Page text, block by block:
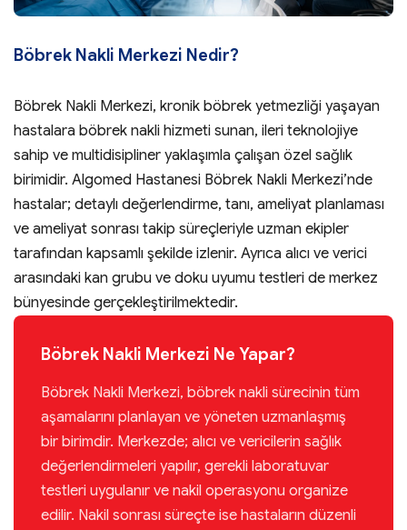
Böbrek Nakli Merkezi Nedir?
Böbrek Nakli Merkezi, kronik böbrek yetmezliği yaşayan
hastalara böbrek nakli hizmeti sunan, ileri teknolojiye
sahip ve multidisipliner yaklaşımla çalışan özel sağlık
birimidir. Algomed Hastanesi Böbrek Nakli Merkezi’nde
hastalar; detaylı değerlendirme, tanı, ameliyat planlaması
ve ameliyat sonrası takip süreçleriyle uzman ekipler
tarafından kapsamlı şekilde izlenir. Ayrıca alıcı ve verici
arasındaki kan grubu ve doku uyumu testleri de merkez
bünyesinde gerçekleştirilmektedir.
Böbrek Nakli Merkezi Ne Yapar?
Böbrek Nakli Merkezi, böbrek nakli sürecinin tüm
aşamalarını planlayan ve yöneten uzmanlaşmış
bir birimdir. Merkezde; alıcı ve vericilerin sağlık
değerlendirmeleri yapılır, gerekli laboratuvar
testleri uygulanır ve nakil operasyonu organize
edilir. Nakil sonrası süreçte ise hastaların düzenli